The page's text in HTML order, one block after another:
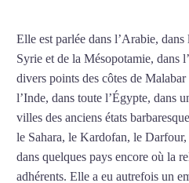
Elle est parlée dans l’Arabie,
Syrie et de la Mésopotamie, dans
divers points des côtes de
l’Inde, dans toute l’Égypte, dans
villes des anciens états
le Sahara, le Kardofan, le
dans quelques pays encore où la
adhérents. Elle a eu autrefois un